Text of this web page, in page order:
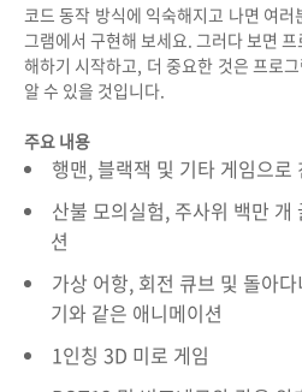
코드 동작 방식에 익숙해지고 나면 여
그램에서 구현해 보세요. 그러다 보면
해하기 시작하고, 더 중요한 것은 프로
알 수 있을 것입니다.
주요 내용
행맨, 블랙잭 및 기타 게임으로
산불 모의실험, 주사위 백만 개
션
가상 어항, 회전 큐브 및 돌아
기와 같은 애니메이션
1인칭 3D 미로 게임